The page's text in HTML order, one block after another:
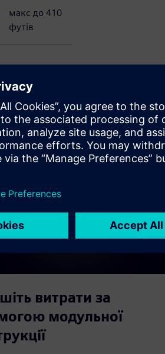
макс до 410
футів
витрати за
модульної